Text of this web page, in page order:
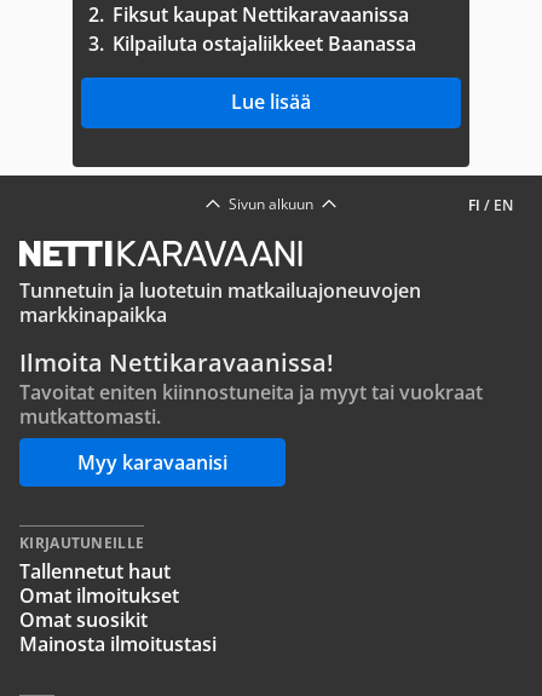
2. Fiksut kaupat Nettikaravaanissa
3. Kilpailuta ostajaliikkeet Baanassa
Lue lisää
FI / EN
Sivun alkuun
Tunnetuin ja luotetuin matkailuajoneuvojen
markkinapaikka
Ilmoita Nettikaravaanissa!
Tavoitat eniten kiinnostuneita ja myyt tai vuokraat
mutkattomasti.
Myy karavaanisi
KIRJAUTUNEILLE
Tallennetut haut
Omat ilmoitukset
Omat suosikit
Mainosta ilmoitustasi